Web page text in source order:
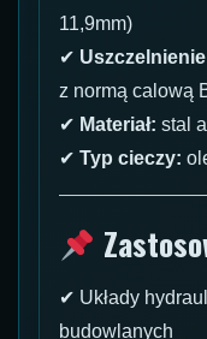
11,9mm)
✔
z normą calową
✔ Materiał: stal
✔ Typ cieczy:
✔ Układy
budowlanych